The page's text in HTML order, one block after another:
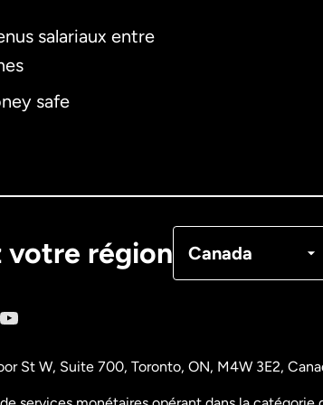
salariaux entre
safe
votre région Canada
St W, Suite 700, Toronto, ON, M4W 3E2,